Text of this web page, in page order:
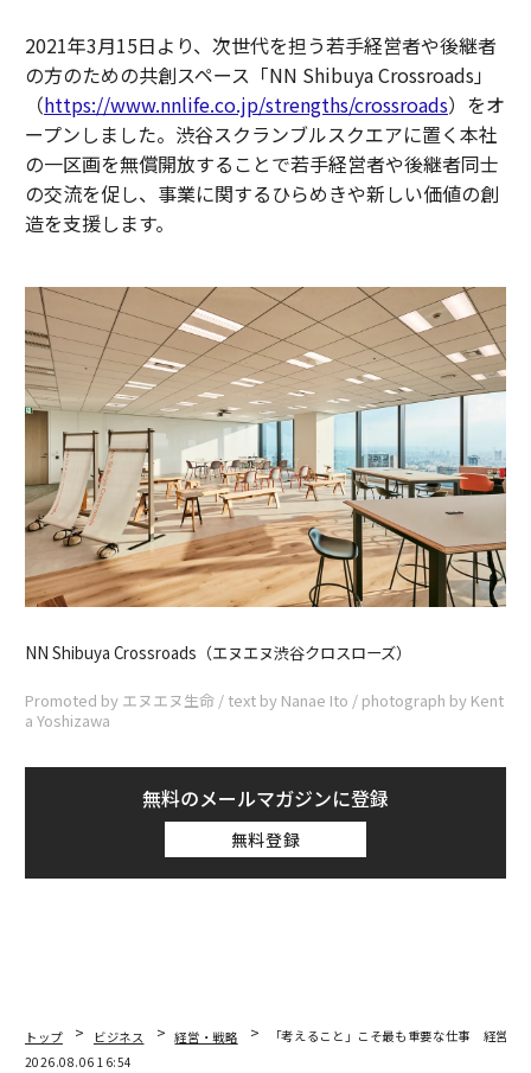
2021年3月15日より、次世代を担う若手経営者や後継者
の方のための共創スペース「NN Shibuya Crossroads」
（https://www.nnlife.co.jp/strengths/crossroads）をオ
ープンしました。渋谷スクランブルスクエアに置く本社
の一区画を無償開放することで若手経営者や後継者同士
の交流を促し、事業に関するひらめきや新しい価値の創
造を支援します。
NN Shibuya Crossroads（エヌエヌ渋谷クロスローズ）
Promoted by エヌエヌ生命 / text by Nanae Ito / photograph by Kent
a Yoshizawa
無料のメールマガジンに登録
無料登録
トップ ビジネス 経営・戦略
「考えること」こそ最も重要な仕事 経営幹
2026.08.06 16:54